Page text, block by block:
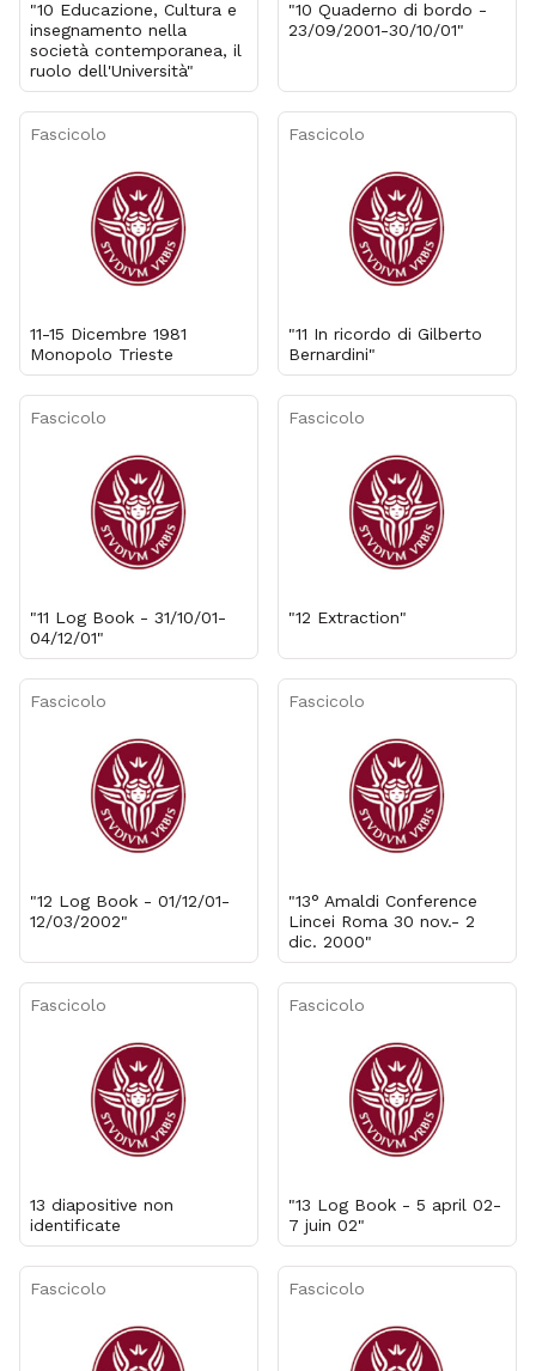
"10 Educazione, Cultura e
insegnamento nella
società contemporanea, il
ruolo dell'Università"
"10 Quaderno di bordo -
23/09/2001-30/10/01"
Fascicolo
11-15 Dicembre 1981
Monopolo Trieste
Fascicolo
"11 In ricordo di Gilberto
Bernardini"
Fascicolo
"11 Log Book - 31/10/01-
04/12/01"
Fascicolo
"12 Extraction"
Fascicolo
"12 Log Book - 01/12/01-
12/03/2002"
Fascicolo
"13° Amaldi Conference
Lincei Roma 30 nov.- 2
dic. 2000"
Fascicolo
13 diapositive non
identificate
Fascicolo
"13 Log Book - 5 april 02-
7 juin 02"
Fascicolo Fascicolo